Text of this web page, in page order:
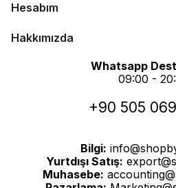
Hesabım
Hakkımızda
Whatsapp
09:00 -
+90 505
Bilgi:
Yurtdışı Satış:
Muhasebe: